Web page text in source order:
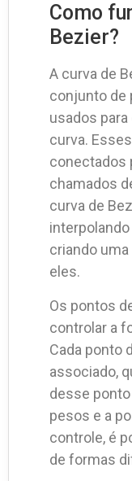
Como
Bezier?
A curva de
conjunto de
usados
curva.
conectados
chamados
curva de
criando
eles.
Os pontos
controlar a
Cada ponto
associado,
desse
pesos e a
controle, é
de formas